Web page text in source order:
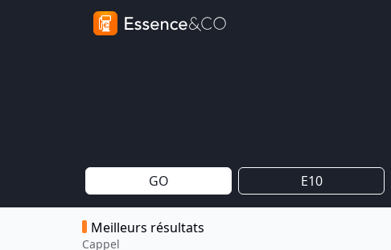
GO E10
Meilleurs résultats
Cappel